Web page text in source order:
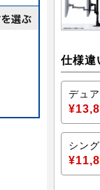
仕様違
デュ
シン